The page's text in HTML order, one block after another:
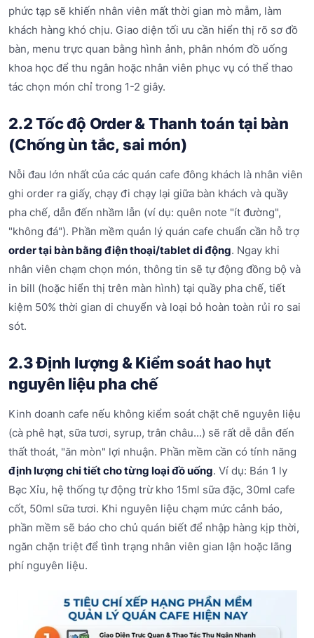
phức tạp sẽ khiến nhân viên mất thời gian mò mẫm, làm
khách hàng khó chịu. Giao diện tối ưu cần hiển thị rõ sơ đồ
bàn, menu trực quan bằng hình ảnh, phân nhóm đồ uống
khoa học để thu ngân hoặc nhân viên phục vụ có thể thao
tác chọn món chỉ trong 1-2 giây.
2.2 Tốc độ Order & Thanh toán tại bàn
(Chống ùn tắc, sai món)
Nỗi đau lớn nhất của các quán cafe đông khách là nhân viên
ghi order ra giấy, chạy đi chạy lại giữa bàn khách và quầy
pha chế, dẫn đến nhầm lẫn (ví dụ: quên note "ít đường",
"không đá"). Phần mềm quản lý quán cafe chuẩn cần hỗ trợ
order tại bàn bằng điện thoại/tablet di động. Ngay khi
nhân viên chạm chọn món, thông tin sẽ tự động đồng bộ và
in bill (hoặc hiển thị trên màn hình) tại quầy pha chế, tiết
kiệm 50% thời gian di chuyển và loại bỏ hoàn toàn rủi ro sai
sót.
2.3 Định lượng & Kiểm soát hao hụt
nguyên liệu pha chế
Kinh doanh cafe nếu không kiểm soát chặt chẽ nguyên liệu
(cà phê hạt, sữa tươi, syrup, trân châu...) sẽ rất dễ dẫn đến
thất thoát, "ăn mòn" lợi nhuận. Phần mềm cần có tính năng
định lượng chi tiết cho từng loại đồ uống. Ví dụ: Bán 1 ly
Bạc Xỉu, hệ thống tự động trừ kho 15ml sữa đặc, 30ml cafe
cốt, 50ml sữa tươi. Khi nguyên liệu chạm mức cảnh báo,
phần mềm sẽ báo cho chủ quán biết để nhập hàng kịp thời,
ngăn chặn triệt để tình trạng nhân viên gian lận hoặc lãng
phí nguyên liệu.